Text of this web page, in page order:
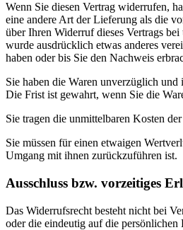
Wenn Sie diesen Vertrag widerrufen,
eine andere Art der Lieferung als die
über Ihren Widerruf dieses Vertrags
wurde ausdrücklich etwas anderes
haben oder bis Sie den Nachweis
Sie haben die Waren unverzüglich und
Die Frist ist gewahrt, wenn Sie die
Sie tragen die unmittelbaren Kosten
Sie müssen für einen etwaigen
Umgang mit ihnen zurückzuführen ist.
Ausschluss bzw. vorzeitiges
Das Widerrufsrecht besteht nicht bei
oder die eindeutig auf die persönlichen